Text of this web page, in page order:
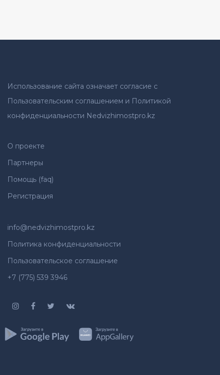
Использование сайта означает согласие с
Пользовательским соглашением и Политикой
конфиденциальности Nedvizhimostpro.kz
О проекте
Партнеры
Помощь (faq)
Регистрация
info@nedvizhimostpro.kz
Политика конфиденциальности
Пользовательское соглашение
+7 (775) 539 3946